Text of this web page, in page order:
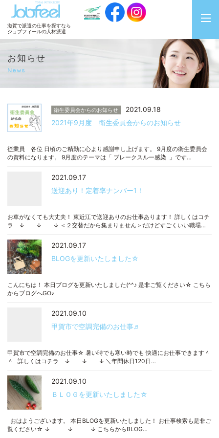
JobFeel
滋賀で派遣の仕事を探すなら
ジョブフィールの人材派遣
お知らせ
News
衛生委員会からのお知らせ
2021.09.18
2021年9月度 衛生委員会からのお知らせ
従業員 各位 日頃のご精勤に心より感謝申し上げます。 9月度の衛生委員会
の資料になります。 9月度のテーマは「 ブレークスルー感染 」です…
2021.09.17
送迎あり！定着率ナンバー1！
お車がなくても大丈夫！ 東近江で送迎ありのお仕事あります！ 詳しくはコチ
ラ ↓ ↓ ↓ ＜２交替だから集まりません＞だけどすごくいい職場…
2021.09.17
BLOGを更新いたしました☆
こんにちは！ 本日ブログを更新いたしました(^^♪ 是非ご覧ください☆ こちら
からブログへGO♪
2021.09.10
甲賀市で空調完備のお仕事♬
甲賀市で空調完備のお仕事☆ 暑い時でも寒い時でも 快適にお仕事できます＾
＾ 詳しくはコチラ ↓ ↓ ↓ ＼年間休日120日…
2021.09.10
ＢＬＯＧを更新いたしました☆
おはようございます。 本日BLOGを更新いたしました！ お仕事検索も是非ご
覧ください☆ ↓ ↓ ↓ こちらからBLOG…